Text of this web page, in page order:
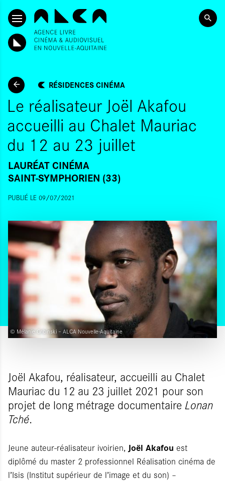
ALLER AU CONTENU PRINCIPAL
RÉSIDENCES CINÉMA
Le réalisateur Joël Akafou
accueilli au Chalet Mauriac
du 12 au 23 juillet
LAURÉAT CINÉMA
SAINT-SYMPHORIEN (33)
PUBLIÉ LE 09/07/2021
© Mélanie Gribinski – ALCA Nouvelle-Aquitaine
Joël Akafou, réalisateur, accueilli au Chalet
Mauriac du 12 au 23 juillet 2021 pour son
projet de long métrage documentaire Lonan
Tché.
Jeune auteur-réalisateur ivoirien, Joël Akafou est
diplômé du master 2 professionnel Réalisation cinéma de
l’Isis (Institut supérieur de l’image et du son) –